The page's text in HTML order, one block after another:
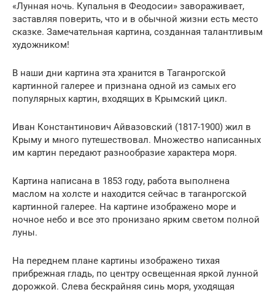
«Лунная ночь. Купальня в Феодосии» завораживает,
заставляя поверить, что и в обычной жизни есть место
сказке. Замечательная картина, созданная талантливым
художником!
В наши дни картина эта хранится в Таганрогской
картинной галерее и признана одной из самых его
популярных картин, входящих в Крымский цикл.
Иван Константинович Айвазовский (1817-1900) жил в
Крыму и много путешествовал. Множество написанных
им картин передают разнообразие характера моря.
Картина написана в 1853 году, работа выполнена
маслом на холсте и находится сейчас в таганрогской
картинной галерее. На картине изображено море и
ночное небо и все это пронизано ярким светом полной
луны.
На переднем плане картины изображено тихая
прибрежная гладь, по центру освещенная яркой лунной
дорожкой. Слева бескрайняя синь моря, уходящая